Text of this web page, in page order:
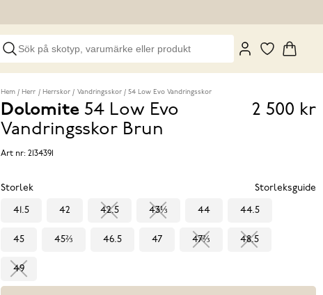
Hem Herr Herrskor Vandringsskor 54 Low Evo Vandringsskor
Dolomite 54 Low Evo
Vandringsskor Brun
Pris
2 500 kr
Art nr: 2134391
Storlek Storleksguide
41.5 42 42.5 43⅓ 44 44.5
45 45⅔ 46.5 47 47⅔ 48.5
49